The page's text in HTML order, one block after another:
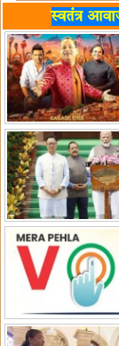
मीडिया सम्मेलन
भारत में केवड़े का
लाख वर्ष!
लखनऊ में 'एक
पर बैठक
विधानमंडल
हैं-बिरला
'द वॉयस ऑफ
गवई स्पीक्स'
राष्ट्रीय युद्ध
यात्रा' शुरू
भारत जापान में
विस्तार
'एनसीसी को मजबूत
जिम्मेदारी'
भारत-
जश्न मनाया
'भारत को
पहचान दिलाएं'
अल्पसंख्यक मंत्री
नीति-2027 की
राखीगढ़ी में मिले
अवशेष
राष्ट्रपति ने कूनो
प्रबंधन देखा
स्वतंत्र